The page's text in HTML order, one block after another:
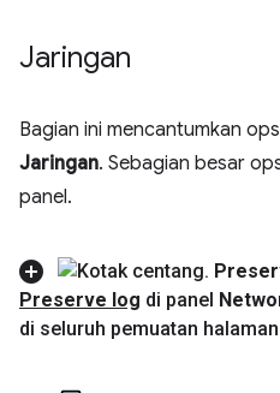
Jaringan
Bagian ini mencantumkan
Jaringan. Sebagian besar
panel.
Preserve log di panel
di seluruh pemuatan halaman